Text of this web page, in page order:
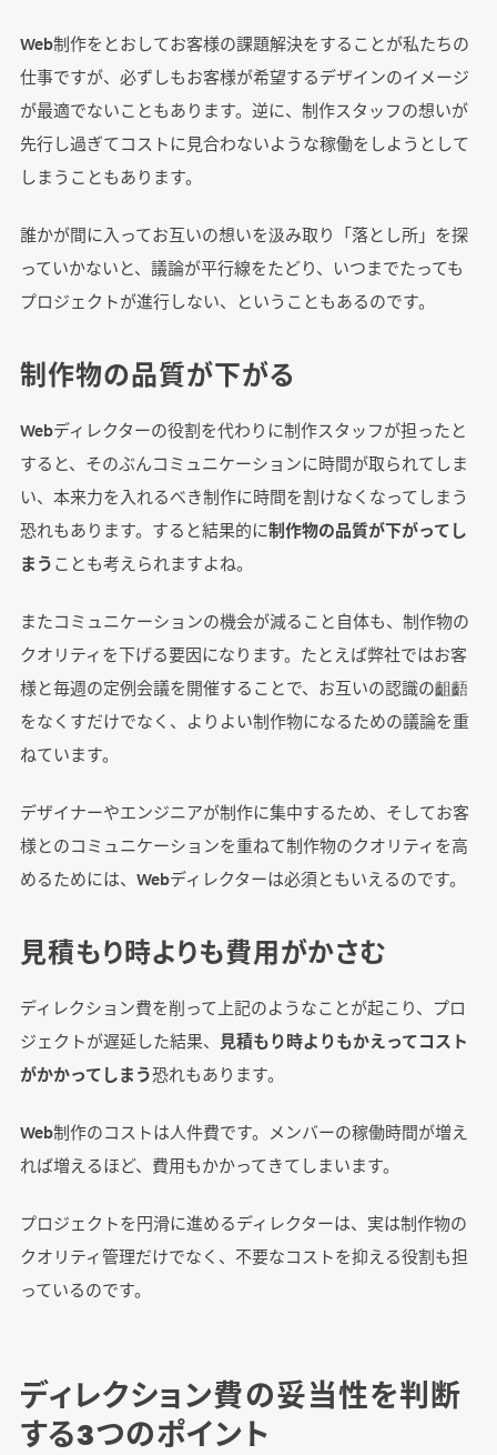
Web制作をとおしてお客様の課題解決をすることが私たちの
仕事ですが、必ずしもお客様が希望するデザインのイメージ
が最適でないこともあります。逆に、制作スタッフの想いが
先行し過ぎてコストに見合わないような稼働をしようとして
しまうこともあります。
誰かが間に入ってお互いの想いを汲み取り「落とし所」を探
っていかないと、議論が平行線をたどり、いつまでたっても
プロジェクトが進行しない、ということもあるのです。
制作物の品質が下がる
Webディレクターの役割を代わりに制作スタッフが担ったと
すると、そのぶんコミュニケーションに時間が取られてしま
い、本来力を入れるべき制作に時間を割けなくなってしまう
恐れもあります。すると結果的に制作物の品質が下がってし
まうことも考えられますよね。
またコミュニケーションの機会が減ること自体も、制作物の
クオリティを下げる要因になります。たとえば弊社ではお客
様と毎週の定例会議を開催することで、お互いの認識の齟齬
をなくすだけでなく、よりよい制作物になるための議論を重
ねています。
デザイナーやエンジニアが制作に集中するため、そしてお客
様とのコミュニケーションを重ねて制作物のクオリティを高
めるためには、Webディレクターは必須ともいえるのです。
見積もり時よりも費用がかさむ
ディレクション費を削って上記のようなことが起こり、プロ
ジェクトが遅延した結果、 見積もり時よりもかえってコスト
がかかってしまう恐れもあります。
Web制作のコストは人件費です。メンバーの稼働時間が増え
れば増えるほど、費用もかかってきてしまいます。
プロジェクトを円滑に進めるディレクターは、実は制作物の
クオリティ管理だけでなく、不要なコストを抑える役割も担
っているのです。
ディレクション費の妥当性を判断
する3つのポイント